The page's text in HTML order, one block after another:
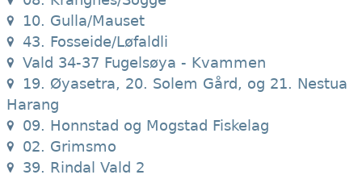
10. Gulla/Mauset
43. Fosseide/Løfaldli
Vald 34-37 Fugelsøya - Kvammen
19. Øyasetra, 20. Solem Gård, og 21. Nestua
Harang
09. Honnstad og Mogstad Fiskelag
02. Grimsmo
39. Rindal Vald 2